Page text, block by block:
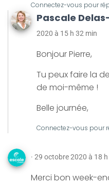
Connectez-vous pour
Pascale
2020 à 15 h 32 min
Bonjour Pierre,
Tu peux faire la
de moi-même !
Belle journée,
Connectez-vous pour
· 29 octobre 2020 à 18
Merci bon week-